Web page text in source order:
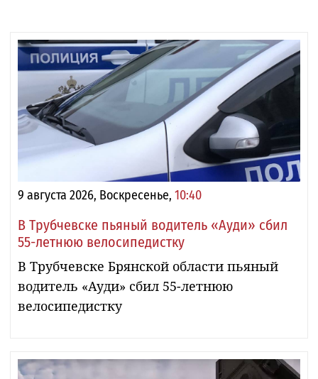
9 августа 2026, Воскресенье, 10:40
В Трубчевске пьяный водитель «Ауди» сбил
55-летнюю велосипедистку
В Трубчевске Брянской области пьяный
водитель «Ауди» сбил 55-летнюю
велосипедистку